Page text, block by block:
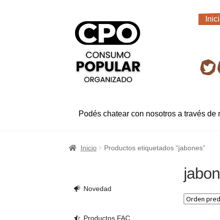
navegación
al
contenido
Podés chatear con nosotros a través de
Inicio Productos etiquetados “jabones”
Novedad
Productos FAC.